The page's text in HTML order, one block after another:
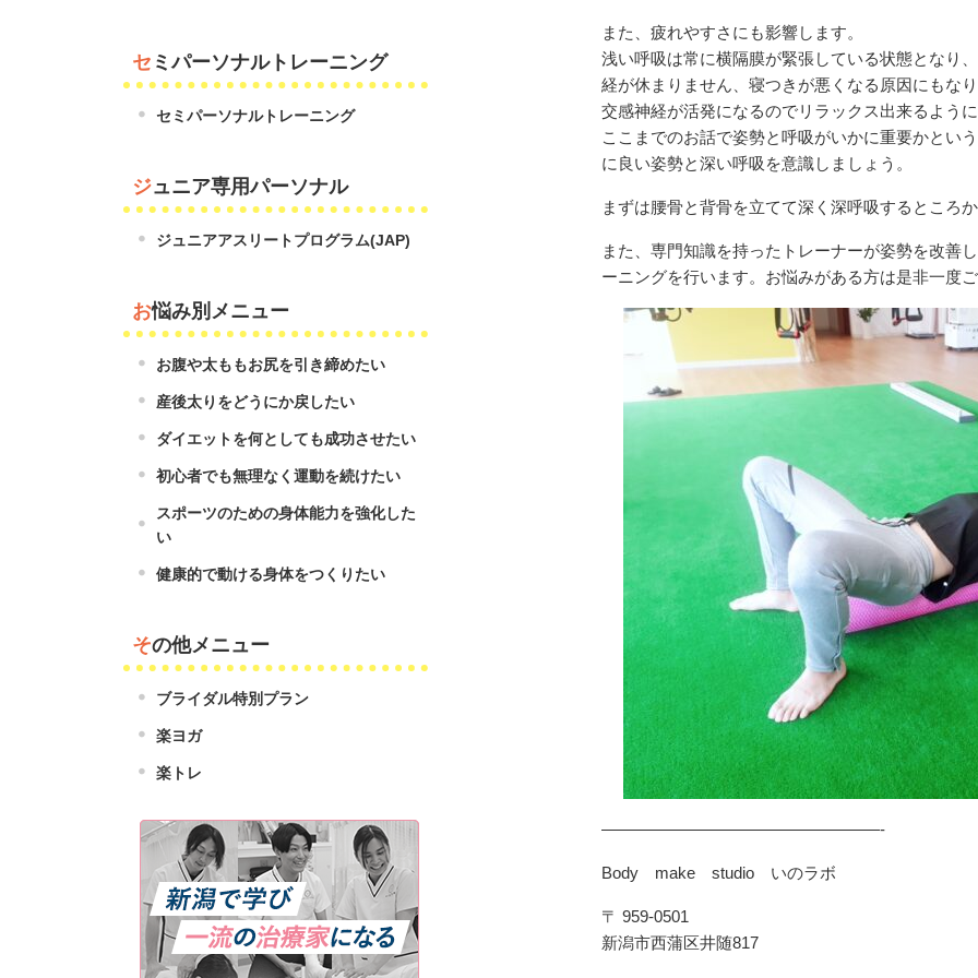
また、疲れやすさにも影響します。
浅い呼吸は常に横隔膜が緊張している状態となり
経が休まりません、寝つきが悪くなる原因にもな
交感神経が活発になるのでリラックス出来るよう
ここまでのお話で姿勢と呼吸がいかに重要かとい
に良い姿勢と深い呼吸を意識しましょう。
まずは腰骨と背骨を立てて深く深呼吸するところ
また、専門知識を持ったトレーナーが姿勢を改善
ーニングを行います。お悩みがある方は是非一度
—————————————————-
Body make studio いのラボ
〒 959-0501
新潟市西蒲区井随817
セミパーソナルトレーニング
セミパーソナルトレーニング
ジュニア専用パーソナル
ジュニアアスリートプログラム(JAP)
お悩み別メニュー
お腹や太ももお尻を引き締めたい
産後太りをどうにか戻したい
ダイエットを何としても成功させたい
初心者でも無理なく運動を続けたい
スポーツのための身体能力を強化した
い
健康的で動ける身体をつくりたい
その他メニュー
ブライダル特別プラン
楽ヨガ
楽トレ